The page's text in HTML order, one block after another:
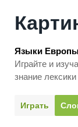
Языки Европы
Играйте и
знание
Играть